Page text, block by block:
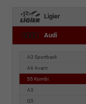
Ligier
Audi
A3 Sportback
A6 Avant
S5 Kombi
A3
Q5